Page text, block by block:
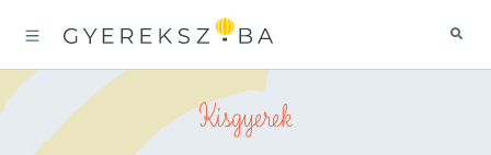
Kisgyerek